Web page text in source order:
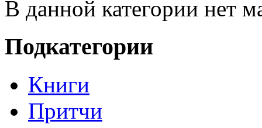
В данной категории нет
Подкатегории
Книги
Притчи